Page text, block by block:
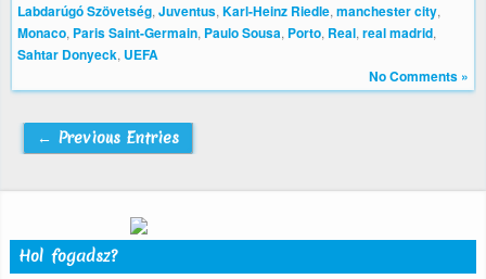
Labdarúgó Szövetség, Juventus, Karl-Heinz Riedle, manchester city,
Monaco, Paris Saint-Germain, Paulo Sousa, Porto, Real, real madrid,
Sahtar Donyeck, UEFA
No Comments »
← Previous Entries
Hol fogadsz?